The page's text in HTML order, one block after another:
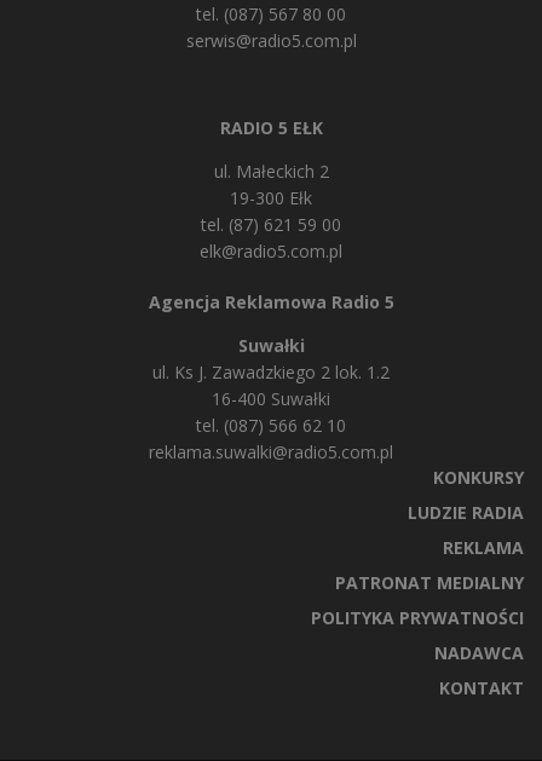
tel. (087) 567 80 00
serwis@radio5.com.pl
RADIO 5 EŁK
ul. Małeckich 2
19-300 Ełk
tel. (87) 621 59 00
elk@radio5.com.pl
Agencja Reklamowa Radio 5
Suwałki
ul. Ks J. Zawadzkiego 2 lok. 1.2
16-400 Suwałki
tel. (087) 566 62 10
reklama.suwalki@radio5.com.pl
KONKURSY
LUDZIE RADIA
REKLAMA
PATRONAT MEDIALNY
POLITYKA PRYWATNOŚCI
NADAWCA
KONTAKT